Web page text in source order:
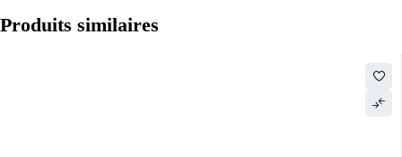
Produits similaires